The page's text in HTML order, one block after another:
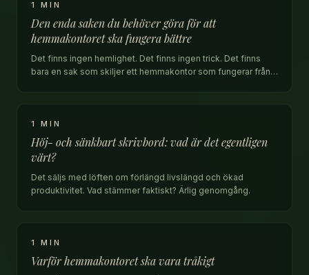
1 MIN
Den enda saken du behöver göra för att
hemmakontoret ska fungera bättre
Det finns ingen hemlighet. Det finns ingen trick. Det finns
bara en sak som skiljer ett hemmakontor som fungerar från
1 MIN
Höj- och sänkbart skrivbord: vad är det egentligen
värt?
Det säljs med löften om förlängd livslängd och ökad
produktivitet. Vad stämmer faktiskt? Ärlig genomgång.
1 MIN
Varför hemmakontoret ska vara tråkigt